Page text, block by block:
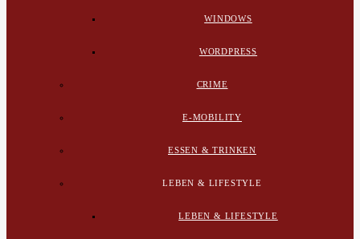
WINDOWS
WORDPRESS
CRIME
E-MOBILITY
ESSEN & TRINKEN
LEBEN & LIFESTYLE
LEBEN & LIFESTYLE